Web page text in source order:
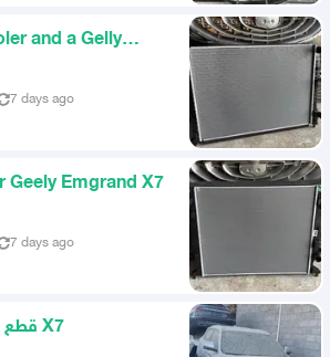
and a Gelly
7 days ago
Geely Emgrand X7
7 days ago
قطع غيار جيلي اكس سفن X7